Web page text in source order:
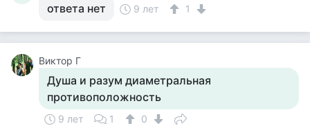
ответа нет 9 лет 1
Виктор Г
Душа и разум диаметральная
противоположность
9 лет 1 0